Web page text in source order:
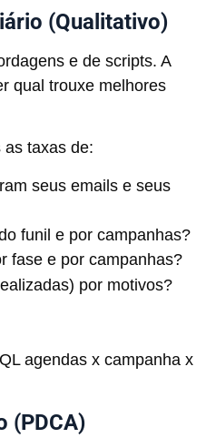
(Qualitativo)
e de scripts. A
qual trouxe melhores
as taxas de:
seus emails e seus
funil e por campanhas?
fase e por campanhas?
por motivos?
agendas x campanha x
(PDCA)